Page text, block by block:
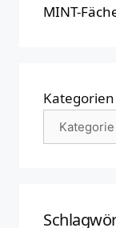
MINT-
Kategorien